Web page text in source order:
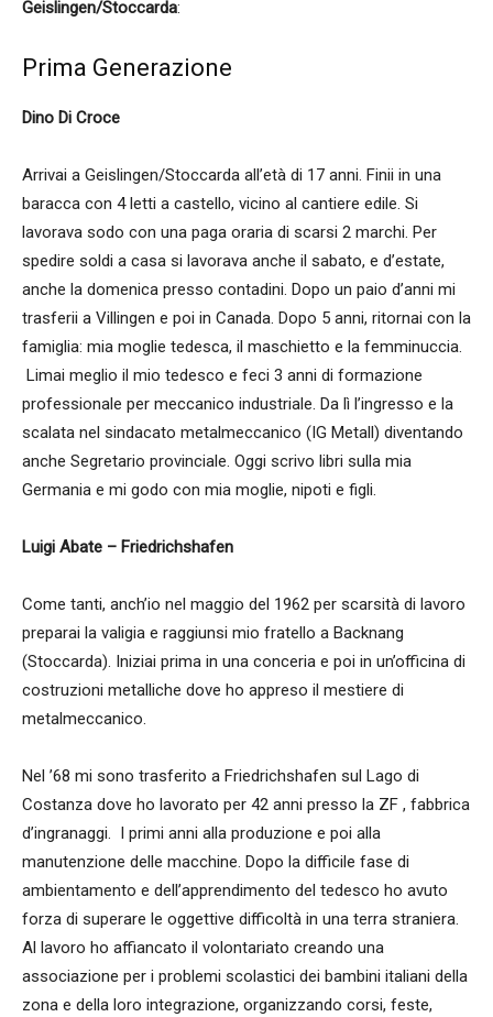
Geislingen/Stoccarda:
Prima Generazione
Dino Di Croce
Arrivai a Geislingen/Stoccarda all’età di 17 anni. Finii in una
baracca con 4 letti a castello, vicino al cantiere edile. Si
lavorava sodo con una paga oraria di scarsi 2 marchi. Per
spedire soldi a casa si lavorava anche il sabato, e d’estate,
anche la domenica presso contadini. Dopo un paio d’anni mi
trasferii a Villingen e poi in Canada. Dopo 5 anni, ritornai con la
famiglia: mia moglie tedesca, il maschietto e la femminuccia.
Limai meglio il mio tedesco e feci 3 anni di formazione
professionale per meccanico industriale. Da lì l’ingresso e la
scalata nel sindacato metalmeccanico (IG Metall) diventando
anche Segretario provinciale. Oggi scrivo libri sulla mia
Germania e mi godo con mia moglie, nipoti e figli.
Luigi Abate – Friedrichshafen
Come tanti, anch’io nel maggio del 1962 per scarsità di lavoro
preparai la valigia e raggiunsi mio fratello a Backnang
(Stoccarda). Iniziai prima in una conceria e poi in un’officina di
costruzioni metalliche dove ho appreso il mestiere di
metalmeccanico.
Nel ’68 mi sono trasferito a Friedrichshafen sul Lago di
Costanza dove ho lavorato per 42 anni presso la ZF , fabbrica
d’ingranaggi. I primi anni alla produzione e poi alla
manutenzione delle macchine. Dopo la difficile fase di
ambientamento e dell’apprendimento del tedesco ho avuto
forza di superare le oggettive difficoltà in una terra straniera.
Al lavoro ho affiancato il volontariato creando una
associazione per i problemi scolastici dei bambini italiani della
zona e della loro integrazione, organizzando corsi, feste,